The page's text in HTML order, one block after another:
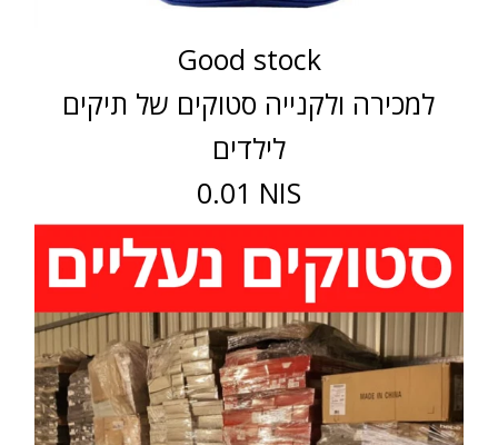
Good stock
למכירה ולקנייה סטוקים של תיקים
לילדים
0.01 NIS